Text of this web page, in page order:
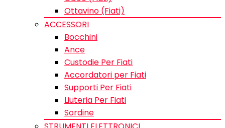
Ottavino (Fiati)
ACCESSORI
Bocchini
Ance
Custodie Per Fiati
Accordatori per Fiati
Supporti Per Fiati
Liuteria Per Fiati
Sordine